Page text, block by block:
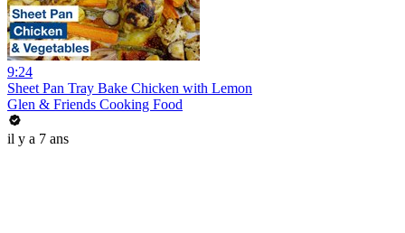
9:24
Sheet Pan Tray Bake Chicken with Lemon
Glen & Friends Cooking Food
il y a 7 ans